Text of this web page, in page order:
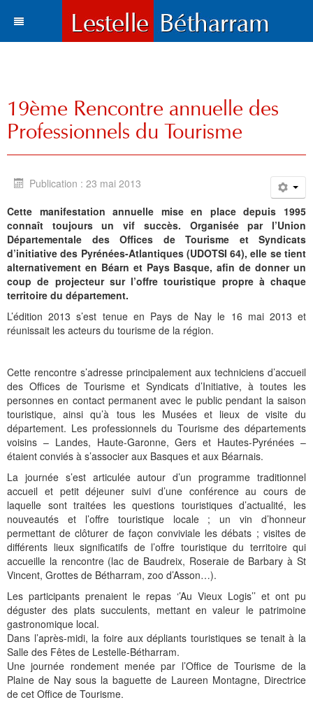
Vie municipale
Travaux
Solidarité et environnement
Culture et loisirs
Sports
Histoire et patrimoine
Situation et accès
Environnement
Fonds d'écran
Photos et cartes postales
Cartes postales anciennes
Le village en images
Contacts
Tourisme
Votre destination
Gîtes et meublés
Chambres d'Hôtes
Camping et chalets
Accueil des groupes
Bases de Loisirs
Balades et randonnées
Parcours d'orientation
Montagne et eaux vives
Visites et découvertes
Les Grottes de Bétharram
Produits régionaux
Artisanats d'arts
Liens touristiques
Montagne
Villes
Culture et découverte
Sports d'hivers et thermes
Histoire
La Chapelle de Bétharram
Reconstruction du Pont
Le XVIIIe siécle
Jusqu'au XXe siécle
Le XXe siécle
Le nom de Lestelle
Toponymie gasconne
Chroniques locales
Archives
La charte de Lestelle
Municipalité depuis 1789
Recensement de 1385
Patrimoines
L'église Saint Jean-Baptiste
Le monument aux morts
Le moulin
Les chemins
Les savoir-faire
Cartes anciennes
Bienvenue
Archives
Le conseil municipal
Les membres du Conseil
Commissions municipales
Représentations externes
Informations
Le service administratif
Le service technique
Services aux personnes
Communauté de communes
Conseil Communautaire
Réalisations
Plan Local d'Urbanisme
PLU 2020
PLU 2011 - Règlement
Équipements
Aménagements
Projets
Réalisations
Budget et finances
Budgets primitifs
Comptes administratifs
Fiscalité
Bulletins municipaux
État civil
Naissances
Mariages / Pacs
Décès
Mentions légales et politique de confidentialité
Santé
Education
Petite enfance
Ecole publique
Collèges aux alentours
Lycées aux alentours
Entreprises
L'activité Lestelloise
Sports
Services publics
Services aux jeunes
Administrations
Santé / Social
Maisons de retraite
Transports
Déchets
Culte
Bétharram
Histoire
Chronologie
La légende
Récit de voyage en 1645
Patrimoine
La Chapelle Notre Dame
Le calvaire
Le vieux pont
Le Musée
La vie à Bétharram
La maison de retraite
Les accueils
19ème Rencontre annuelle des
Professionnels du Tourisme
Publication : 23 mai 2013
Cette manifestation annuelle mise en place depuis 1995
connaît toujours un vif succès. Organisée par l’Union
Départementale des Offices de Tourisme et Syndicats
d’initiative des Pyrénées-Atlantiques (UDOTSI 64), elle se tient
alternativement en Béarn et Pays Basque, afin de donner un
coup de projecteur sur l’offre touristique propre à chaque
territoire du département.
L’édition 2013 s’est tenue en Pays de Nay le 16 mai 2013 et
réunissait les acteurs du tourisme de la région.
Cette rencontre s’adresse principalement aux techniciens d’accueil
des Offices de Tourisme et Syndicats d’Initiative, à toutes les
personnes en contact permanent avec le public pendant la saison
touristique, ainsi qu’à tous les Musées et lieux de visite du
département. Les professionnels du Tourisme des départements
voisins – Landes, Haute-Garonne, Gers et Hautes-Pyrénées –
étaient conviés à s’associer aux Basques et aux Béarnais.
La journée s’est articulée autour d’un programme traditionnel
accueil et petit déjeuner suivi d’une conférence au cours de
laquelle sont traitées les questions touristiques d’actualité, les
nouveautés et l’offre touristique locale ; un vin d’honneur
permettant de clôturer de façon conviviale les débats ; visites de
différents lieux significatifs de l’offre touristique du territoire qui
accueille la rencontre (lac de Baudreix, Roseraie de Barbary à St
Vincent, Grottes de Bétharram, zoo d’Asson…).
Les participants prenaient le repas ‘’Au Vieux Logis’’ et ont pu
déguster des plats succulents, mettant en valeur le patrimoine
gastronomique local.
Dans l’après-midi, la foire aux dépliants touristiques se tenait à la
Salle des Fêtes de Lestelle-Bétharram.
Une journée rondement menée par l’Office de Tourisme de la
Plaine de Nay sous la baguette de Laureen Montagne, Directrice
de cet Office de Tourisme.